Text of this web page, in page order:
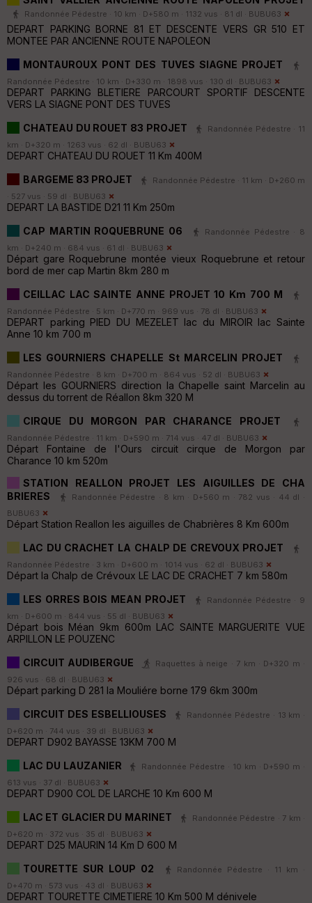
Randonnée Pédestre · 10 km · D+580 m · 1132 vus · 81 dl · BUBU63
DEPART PARKING BORNE 81 ET DESCENTE VERS GR 510 ET
MONTEE PAR ANCIENNE ROUTE NAPOLEON
MONTAUROUX PONT DES TUVES SIAGNE PROJET
Randonnée Pédestre · 10 km · D+330 m · 1898 vus · 130 dl · BUBU63
DEPART PARKING BLETIERE PARCOURT SPORTIF DESCENTE
VERS LA SIAGNE PONT DES TUVES
CHATEAU DU ROUET 83 PROJET
Randonnée Pédestre · 11
km · D+320 m · 1263 vus · 62 dl · BUBU63
DEPART CHATEAU DU ROUET 11 Km 400M
BARGEME 83 PROJET
Randonnée Pédestre · 11 km · D+260 m
· 527 vus · 59 dl · BUBU63
DEPART LA BASTIDE D21 11 Km 250m
CAP MARTIN ROQUEBRUNE 06
Randonnée Pédestre · 8
km · D+240 m · 684 vus · 61 dl · BUBU63
Départ gare Roquebrune montée vieux Roquebrune et retour
bord de mer cap Martin 8km 280 m
CEILLAC LAC SAINTE ANNE PROJET 10 Km 700 M
Randonnée Pédestre · 5 km · D+770 m · 969 vus · 78 dl · BUBU63
DEPART parking PIED DU MEZELET lac du MIROIR lac Sainte
Anne 10 km 700 m
LES GOURNIERS CHAPELLE St MARCELIN PROJET
Randonnée Pédestre · 8 km · D+700 m · 864 vus · 52 dl · BUBU63
Départ les GOURNIERS direction la Chapelle saint Marcelin au
dessus du torrent de Réallon 8km 320 M
CIRQUE DU MORGON PAR CHARANCE PROJET
Randonnée Pédestre · 11 km · D+590 m · 714 vus · 47 dl · BUBU63
Départ Fontaine de l'Ours circuit cirque de Morgon par
Charance 10 km 520m
STATION REALLON PROJET LES AIGUILLES DE CHA
BRIERES
Randonnée Pédestre · 8 km · D+560 m · 782 vus · 44 dl ·
BUBU63
Départ Station Reallon les aiguilles de Chabrières 8 Km 600m
LAC DU CRACHET LA CHALP DE CREVOUX PROJET
Randonnée Pédestre · 3 km · D+600 m · 1014 vus · 62 dl · BUBU63
Départ la Chalp de Crévoux LE LAC DE CRACHET 7 km 580m
LES ORRES BOIS MEAN PROJET
Randonnée Pédestre · 9
km · D+600 m · 844 vus · 55 dl · BUBU63
Départ bois Méan 9km 600m LAC SAINTE MARGUERITE VUE
ARPILLON LE POUZENC
CIRCUIT AUDIBERGUE
Raquettes à neige · 7 km · D+320 m ·
926 vus · 68 dl · BUBU63
Départ parking D 281 la Mouliére borne 179 6km 300m
CIRCUIT DES ESBELLIOUSES
Randonnée Pédestre · 13 km ·
D+620 m · 744 vus · 39 dl · BUBU63
DEPART D902 BAYASSE 13KM 700 M
LAC DU LAUZANIER
Randonnée Pédestre · 10 km · D+590 m ·
613 vus · 37 dl · BUBU63
DEPART D900 COL DE LARCHE 10 Km 600 M
LAC ET GLACIER DU MARINET
Randonnée Pédestre · 7 km ·
D+620 m · 372 vus · 35 dl · BUBU63
DEPART D25 MAURIN 14 Km D 600 M
TOURETTE SUR LOUP 02
Randonnée Pédestre · 11 km ·
D+470 m · 573 vus · 43 dl · BUBU63
DEPART TOURETTE CIMETIERE 10 Km 500 M dénivele